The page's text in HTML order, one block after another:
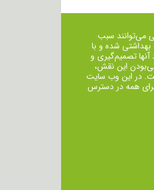
می‌توانند سبب
بهداشتی شده و با
تصمیم‌گیری و
این نقش،
در این وب سایت
همه در دسترس